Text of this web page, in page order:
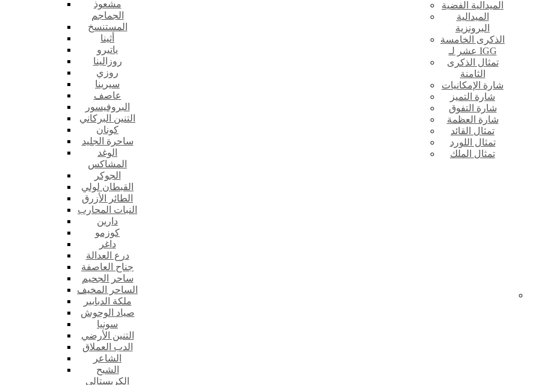
مشعوذ
الجماجم
المستنسخ
أثينا
ياتيرو
روزالينا
روزي
سيرينا
عاصف
البروفيسور
التنين البركاني
كونان
ساحرة الجليد
الوغد
المشاكس
الجوكر
القبطان لولي
الطائر الأزرق
النبات المحارب
دارين
كوزمو
داغر
درع العدالة
جناح العاصفة
ساحر الجحيم
الساحر المخيف
ملكة الدبابير
صياد الوحوش
سونيا
التنين الأرضي
الدب العملاق
الشاعر
الشبح
الكريستالي
الميدالية الفضية
الميدالية
البرونزية
الذكرى الخامسة
عشر لـ IGG
تمثال الذكرى
الثامنة
شارة الإمكانيات
شارة التميز
شارة التفوق
شارة العظمة
تمثال القائد
تمثال اللورد
تمثال الملك